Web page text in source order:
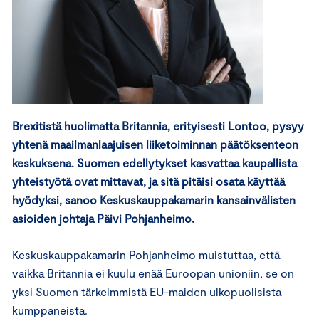
Brexitistä huolimatta Britannia, erityisesti Lontoo, pysyy
yhtenä maailmanlaajuisen liiketoiminnan päätöksenteon
keskuksena. Suomen edellytykset kasvattaa kaupallista
yhteistyötä ovat mittavat, ja sitä pitäisi osata käyttää
hyödyksi, sanoo Keskuskauppakamarin kansainvälisten
asioiden johtaja Päivi Pohjanheimo.
Keskuskauppakamarin Pohjanheimo muistuttaa, että
vaikka Britannia ei kuulu enää Euroopan unioniin, se on
yksi Suomen tärkeimmistä EU-maiden ulkopuolisista
kumppaneista.